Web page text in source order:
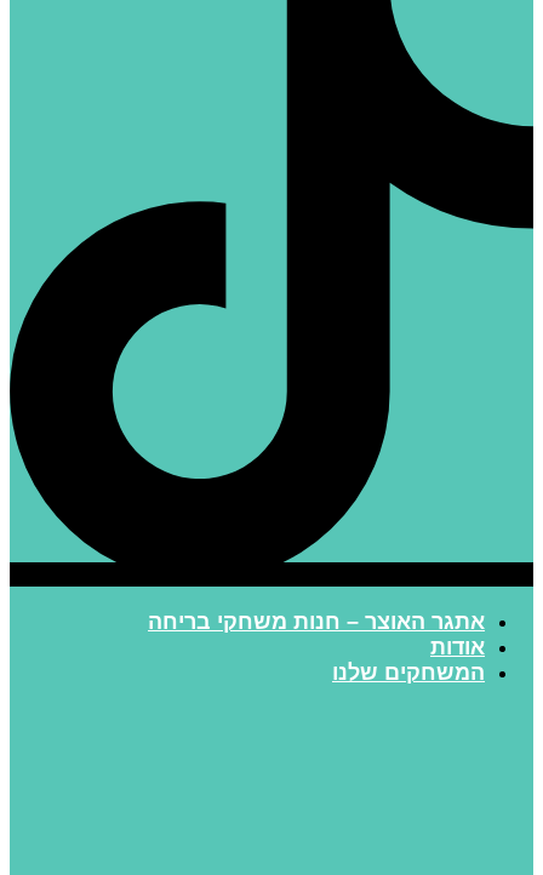
אתגר האוצר – חנות משחקי בריחה
אודות
המשחקים שלנו